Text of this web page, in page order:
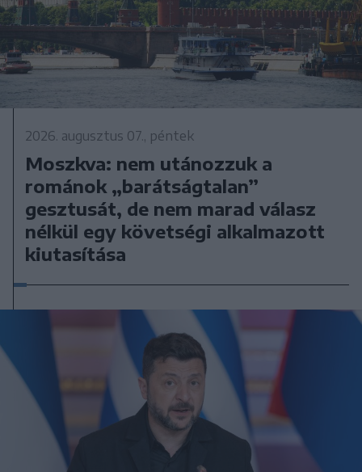
2026. augusztus 07., péntek
Moszkva: nem utánozzuk a
románok „barátságtalan”
gesztusát, de nem marad válasz
nélkül egy követségi alkalmazott
kiutasítása